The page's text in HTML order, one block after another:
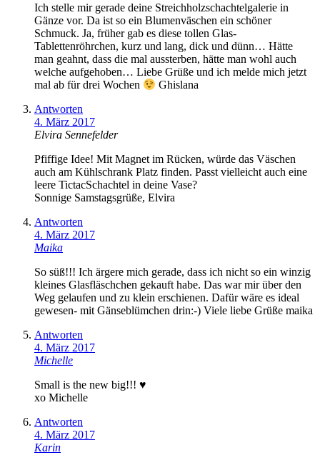
Ich stelle mir gerade deine Streichholzschachtelgalerie in
Gänze vor. Da ist so ein Blumenväschen ein schöner
Schmuck. Ja, früher gab es diese tollen Glas-
Tablettenröhrchen, kurz und lang, dick und dünn… Hätte
man geahnt, dass die mal aussterben, hätte man wohl auch
welche aufgehoben… Liebe Grüße und ich melde mich jetzt
mal ab für drei Wochen
Ghislana
Antworten
4. März 2017
Elvira Sennefelder
Pfiffige Idee! Mit Magnet im Rücken, würde das Väschen
auch am Kühlschrank Platz finden. Passt vielleicht auch eine
leere TictacSchachtel in deine Vase?
Sonnige Samstagsgrüße, Elvira
Antworten
4. März 2017
Maika
So süß!!! Ich ärgere mich gerade, dass ich nicht so ein winzig
kleines Glasfläschchen gekauft habe. Das war mir über den
Weg gelaufen und zu klein erschienen. Dafür wäre es ideal
gewesen- mit Gänseblümchen drin:-) Viele liebe Grüße maika
Antworten
4. März 2017
Michelle
Small is the new big!!! ♥
xo Michelle
Antworten
4. März 2017
Karin